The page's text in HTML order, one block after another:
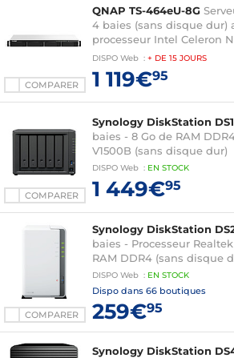
COMPARER
QNAP TS-464eU-8G
4 baies (sans disque dur)
processeur Intel Celeron
(sans disque dur)
DISPO Web : + DE 15 JOURS
1 119€95
COMPARER
Synology DiskStation
baies - 8 Go de RAM
V1500B (sans disque dur)
DISPO Web : EN STOCK
1 449€95
COMPARER
Synology DiskStation
baies - Processeur Realtek
RAM DDR4 (sans disque
DISPO Web : EN STOCK
Dispo dans 66 boutiques
259€95
Synology DiskStation